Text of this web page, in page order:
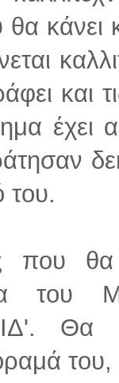
θα
έχει
του.
θα
του
Θα